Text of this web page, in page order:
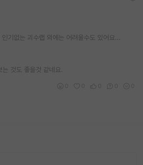
기없는 괴수랩 외에는 어려울수도 있어요...
것도 좋을것 같네요.